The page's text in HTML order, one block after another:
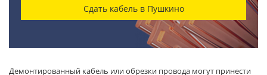
Сдать кабель в Пушкино
Демонтированный кабель или обрезки провода могут принести